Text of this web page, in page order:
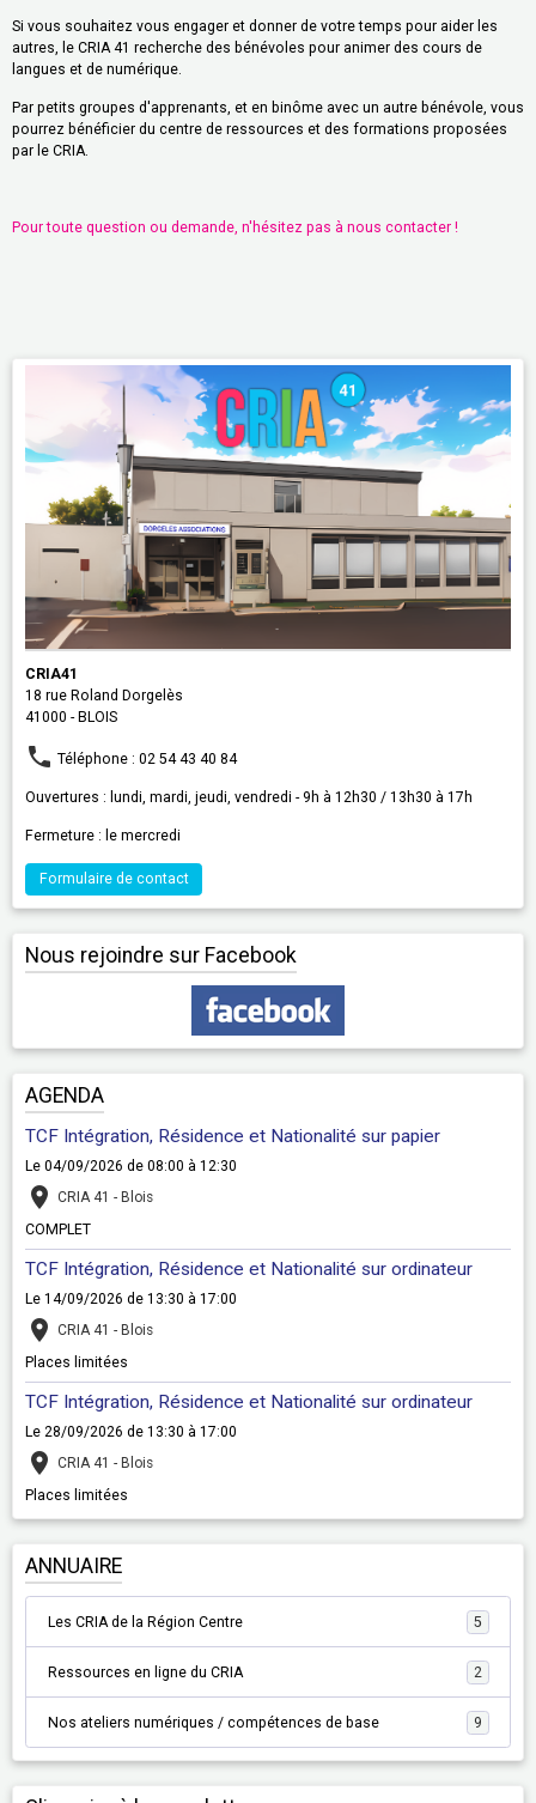
Si vous souhaitez vous engager et donner de votre temps pour aider les
autres, le CRIA 41 recherche des bénévoles pour animer des cours de
langues et de numérique.
Par petits groupes d'apprenants, et en binôme avec un autre bénévole, vous
pourrez bénéficier du centre de ressources et des formations proposées
par le CRIA.
Pour toute question ou demande, n'hésitez pas à nous contacter !
CRIA41
18 rue Roland Dorgelès
41000 - BLOIS
Téléphone : 02 54 43 40 84
Ouvertures : lundi, mardi, jeudi, vendredi - 9h à 12h30 / 13h30 à 17h
Fermeture : le mercredi
Formulaire de contact
Nous rejoindre sur Facebook
AGENDA
TCF Intégration, Résidence et Nationalité sur papier
Le 04/09/2026 de 08:00 à 12:30
CRIA 41 - Blois
COMPLET
TCF Intégration, Résidence et Nationalité sur ordinateur
Le 14/09/2026 de 13:30 à 17:00
CRIA 41 - Blois
Places limitées
TCF Intégration, Résidence et Nationalité sur ordinateur
Le 28/09/2026 de 13:30 à 17:00
CRIA 41 - Blois
Places limitées
ANNUAIRE
Les CRIA de la Région Centre 5
Ressources en ligne du CRIA 2
Nos ateliers numériques / compétences de base 9